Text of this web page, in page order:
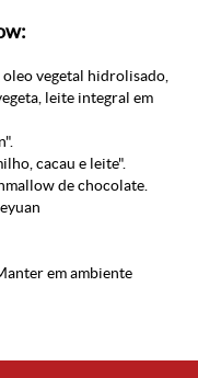
vegetal hidrolisado,
leite integral em
cacau e leite".
de chocolate.
em ambiente